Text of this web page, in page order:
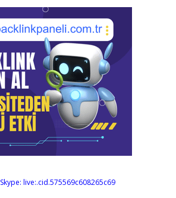
Skype: live:.cid.575569c608265c69